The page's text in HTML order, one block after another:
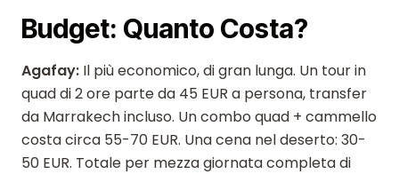
Budget: Quanto Costa?
Agafay: Il più economico, di gran lunga. Un tour in
quad di 2 ore parte da 45 EUR a persona, transfer
da Marrakech incluso. Un combo quad + cammello
costa circa 55-70 EUR. Una cena nel deserto: 30-
50 EUR. Totale per mezza giornata completa di